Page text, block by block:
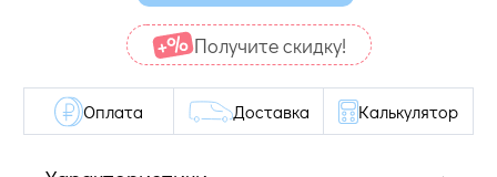
Получите cкидку!
Оплата Доставка Калькулятор